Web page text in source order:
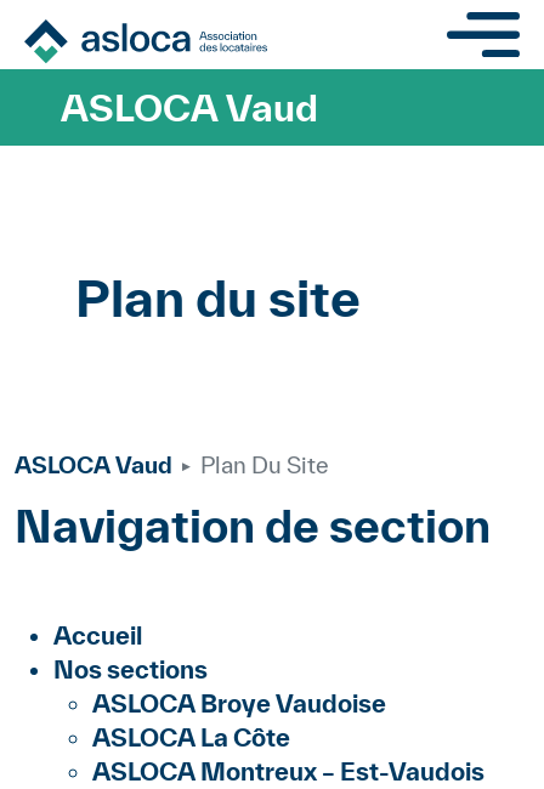
Aller au contenu
ASLOCA Vaud
Plan du site
ASLOCA Vaud Plan Du Site
Navigation de section
Accueil
Nos sections
ASLOCA Broye Vaudoise
ASLOCA La Côte
ASLOCA Montreux – Est-Vaudois